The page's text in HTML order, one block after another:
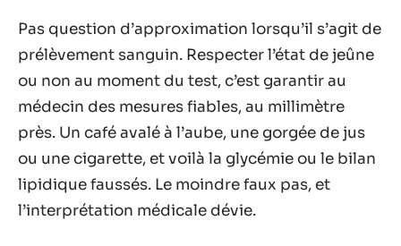
Pas question d’approximation lorsqu’il s’agit de
prélèvement sanguin. Respecter l’état de jeûne
ou non au moment du test, c’est garantir au
médecin des mesures fiables, au millimètre
près. Un café avalé à l’aube, une gorgée de jus
ou une cigarette, et voilà la glycémie ou le bilan
lipidique faussés. Le moindre faux pas, et
l’interprétation médicale dévie.